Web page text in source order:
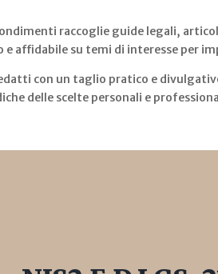
raccoglie guide legali,
affidabile su temi di interesse per
con un taglio pratico e
delle scelte personali e